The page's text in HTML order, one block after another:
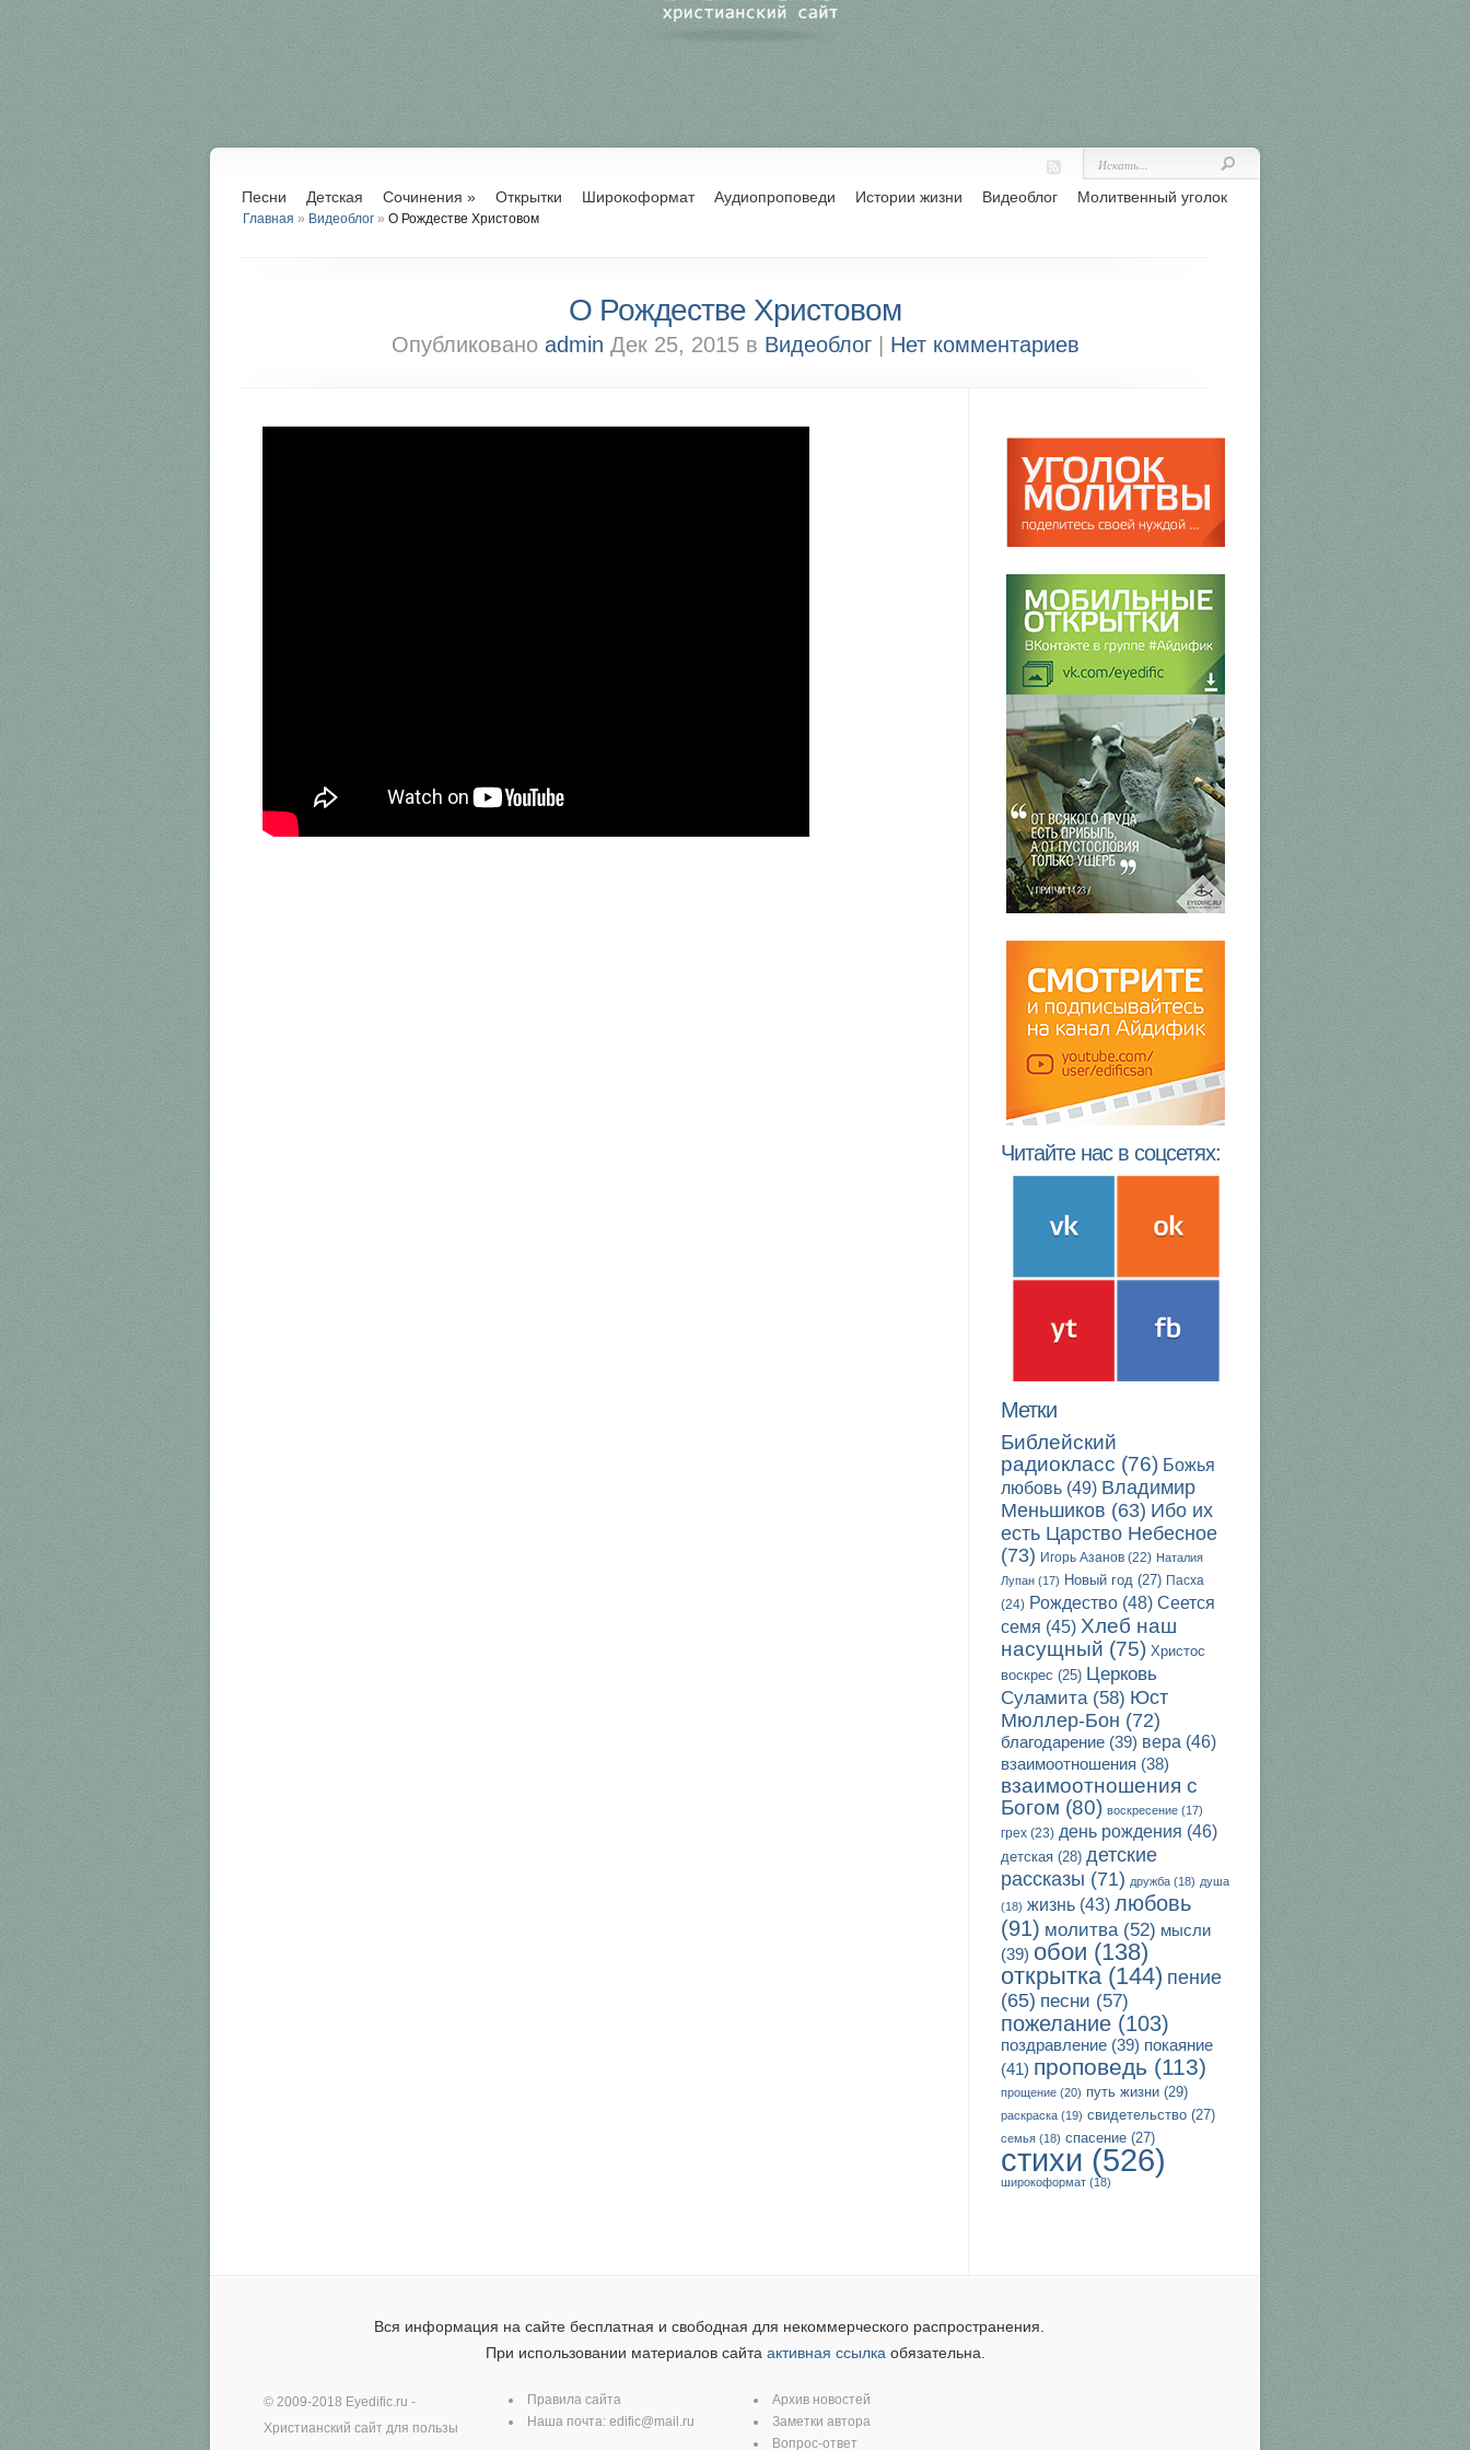
Песни Детская Сочинения » Открытки Широкоформат Аудиопроповеди Истории жизни Видеоблог Молитвенный уголок
Главная » Видеоблог » О Рождестве Христовом
О Рождестве Христовом
Опубликовано admin Дек 25, 2015 в Видеоблог| Нет комментариев
Читайте нас в соцсетях:
Метки
Библейский
радиокласс (76) Божья
любовь (49) Владимир
Меньшиков (63) Ибо их
есть Царство Небесное
(73) Игорь Азанов (22) Наталия
Лупан (17) Новый год (27) Пасха
(24) Рождество (48) Сеется
семя (45) Хлеб наш
насущный (75) Христос
воскрес (25) Церковь
Суламита(58) Юст
Мюллер-Бон (72)
благодарение (39) вера (46)
взаимоотношения (38)
взаимоотношения с
Богом (80) воскресение (17)
грех (23) день рождения (46)
детская (28) детские
рассказы (71) дружба (18) душа
(18) жизнь (43) любовь
(91) молитва(52) мысли
(39) обои (138)
открытка(144) пение
(65) песни (57)
пожелание (103)
поздравление (39) покаяние
(41) проповедь (113)
прощение (20) путь жизни (29)
раскраска (19) свидетельство (27)
семья (18) спасение (27)
стихи (526)
широкоформат (18)
Вся информация на сайте бесплатная и свободная для некоммерческого распространения.
При использовании материалов сайта активная ссылка обязательна.
© 2009-2018 Eyedific.ru -
Христианский сайт для пользы
Правила сайта
Наша почта: edific@mail.ru
Архив новостей
Заметки автора
Вопрос-ответ